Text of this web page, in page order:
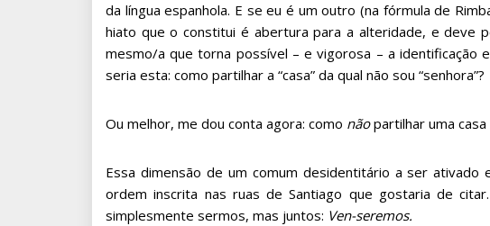
da língua espanhola. E se eu é um outro (na fórmula de
hiato que o constitui é abertura para a alteridade, e deve
mesmo/a que torna possível – e vigorosa – a identificação
seria esta: como partilhar a “casa” da qual não sou “senhora”?
Ou melhor, me dou conta agora: como nãopartilhar uma
Essa dimensão de um comum desidentitário a ser
ordem inscrita nas ruas de Santiago que gostaria de
simplesmente sermos, mas juntos: Ven-seremos.